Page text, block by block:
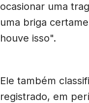
ocasionar uma
uma briga
houve isso".
Ele também
registrado, em